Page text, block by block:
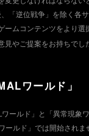
「逆位戦争」を除く各
ムコンテンツをより選
やご提案をお持ちで
ワールド」
ールド」と「異常現象
ールド」では開始され